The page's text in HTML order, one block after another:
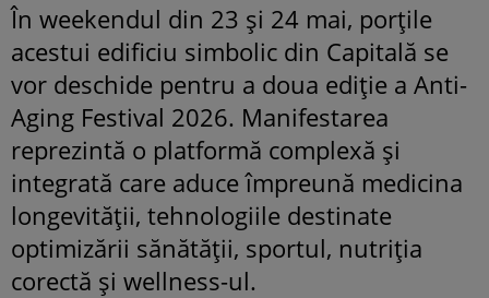
În weekendul din 23 și 24 mai, porțile
acestui edificiu simbolic din Capitală se
vor deschide pentru a doua ediție a Anti-
Aging Festival 2026. Manifestarea
reprezintă o platformă complexă și
integrată care aduce împreună medicina
longevității, tehnologiile destinate
optimizării sănătății, sportul, nutriția
corectă și wellness-ul.